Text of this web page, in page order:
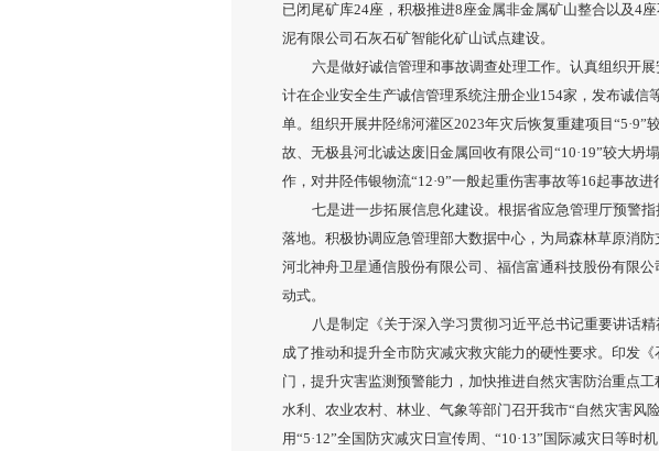
已闭尾矿库24座，积极推进8座金属非金属矿山整合以及4
泥有限公司石灰石矿智能化矿山试点建设。
六是做好诚信管理和事故调查处理工作。认真组织开
计在企业安全生产诚信管理系统注册企业154家，发布诚
单。组织开展井陉绵河灌区2023年灾后恢复重建项目
故、无极县河北诚达废旧金属回收有限公司“10·19”较大坍
作，对井陉伟银物流“12·9”一般起重伤害事故等16起事故进
七是进一步拓展信息化建设。根据省应急管理厅预警
落地。积极协调应急管理部大数据中心，为局森林草原消
河北神舟卫星通信股份有限公司、福信富通科技股份有限
动式。
八是制定《关于深入学习贯彻习近平总书记重要讲话
成了推动和提升全市防灾减灾救灾能力的硬性要求。印发
门，提升灾害监测预警能力，加快推进自然灾害防治重点
水利、农业农村、林业、气象等部门召开我市“自然灾害风
用“5·12”全国防灾减灾日宣传周、“10·13”国际减灾日等